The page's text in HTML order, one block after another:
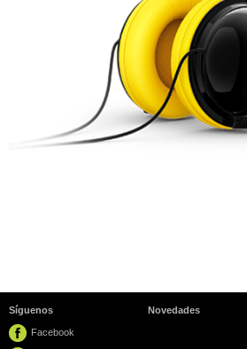
Síguenos
Facebook
Novedades